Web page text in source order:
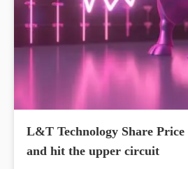
L&T Technology Share
and hit the upper circuit